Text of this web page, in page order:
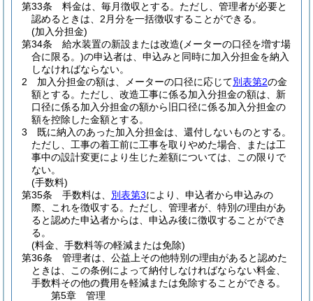
第33条
料金は、毎月徴収とする。 ただし、管理者が必要と
認めるときは、2月分を一括徴収することができる。
(加入分担金)
第34条
給水装置の新設または改造(メーターの口径を増す場
合に限る。)の申込者は、申込みと同時に加入分担金を納入
しなければならない。
2
加入分担金の額は、メーターの口径に応じて別表第2の金
額とする。 ただし、改造工事に係る加入分担金の額は、新
口径に係る加入分担金の額から旧口径に係る加入分担金の
額を控除した金額とする。
3
既に納入のあった加入分担金は、還付しないものとする。
ただし、工事の着工前に工事を取りやめた場合、または工
事中の設計変更により生じた差額については、この限りで
ない。
(手数料)
第35条
手数料は、 別表第3により、申込者から申込みの
際、これを徴収する。 ただし、管理者が、特別の理由があ
ると認めた申込者からは、申込み後に徴収することができ
る。
(料金、手数料等の軽減または免除)
第36条
管理者は、公益上その他特別の理由があると認めた
ときは、この条例によって納付しなければならない料金、
手数料その他の費用を軽減または免除することができる。
第5章
管理